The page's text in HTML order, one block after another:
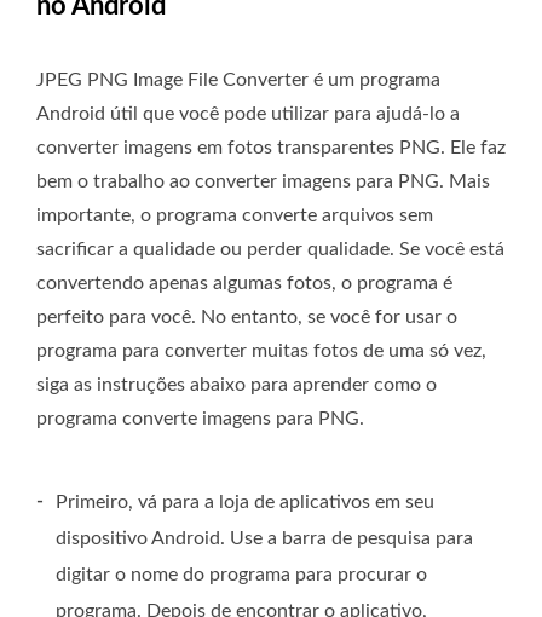
no Android
JPEG PNG Image File Converter é um programa
Android útil que você pode utilizar para ajudá-lo a
converter imagens em fotos transparentes PNG. Ele faz
bem o trabalho ao converter imagens para PNG. Mais
importante, o programa converte arquivos sem
sacrificar a qualidade ou perder qualidade. Se você está
convertendo apenas algumas fotos, o programa é
perfeito para você. No entanto, se você for usar o
programa para converter muitas fotos de uma só vez,
siga as instruções abaixo para aprender como o
programa converte imagens para PNG.
-
Primeiro, vá para a loja de aplicativos em seu
dispositivo Android. Use a barra de pesquisa para
digitar o nome do programa para procurar o
programa. Depois de encontrar o aplicativo,